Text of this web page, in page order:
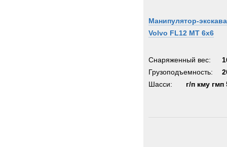
Манипулятор-
Volvo FL12 MT 6x6
Снаряженный вес:
Грузоподъемность:
Шасси:
г/п кму гмп